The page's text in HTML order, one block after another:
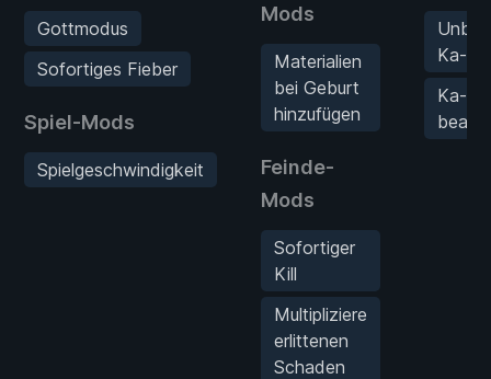
Gottmodus
Sofortiges Fieber
Spiel-Mods
Spielgeschwindigkeit
Mods
Materialien
bei Geburt
hinzufügen
Feinde-
Mods
Sofortiger
Kill
Multipliziere
erlittenen
Schaden
Ka-
Ka-